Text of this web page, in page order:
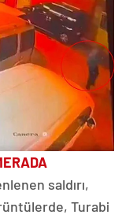
saldırı,
Turabi